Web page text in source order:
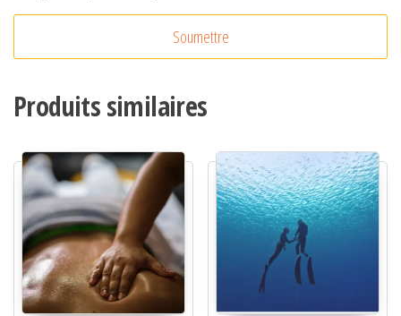
Produits similaires